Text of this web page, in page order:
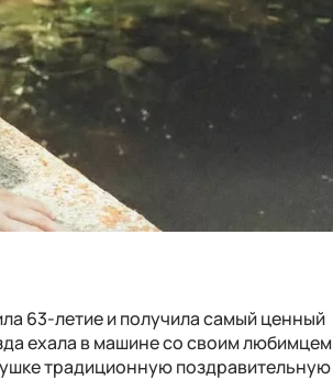
63-летие и получила самый ценный
ехала в машине со своим любимцем
традиционную поздравительную